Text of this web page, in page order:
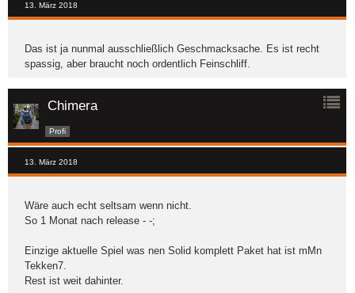
13. März 2018
Das ist ja nunmal ausschließlich Geschmacksache. Es ist recht
spassig, aber braucht noch ordentlich Feinschliff.
Chimera
Profi
13. März 2018
Wäre auch echt seltsam wenn nicht.
So 1 Monat nach release - -;
Einzige aktuelle Spiel was nen Solid komplett Paket hat ist mMn
Tekken7.
Rest ist weit dahinter.